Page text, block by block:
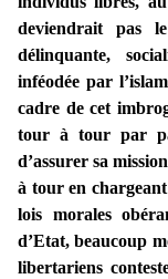
deviendrait pas
délinquante,
inféodée par
cadre de cet
tour à tour par
d’assurer sa
à tour en
lois morales
d’Etat, beaucoup
libertariens